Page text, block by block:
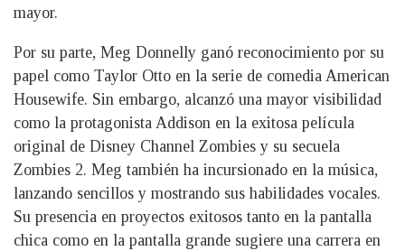
mayor.
Por su parte, Meg Donnelly ganó reconocimiento por su
papel como Taylor Otto en la serie de comedia American
Housewife. Sin embargo, alcanzó una mayor visibilidad
como la protagonista Addison en la exitosa película
original de Disney Channel Zombies y su secuela
Zombies 2. Meg también ha incursionado en la música,
lanzando sencillos y mostrando sus habilidades vocales.
Su presencia en proyectos exitosos tanto en la pantalla
chica como en la pantalla grande sugiere una carrera en